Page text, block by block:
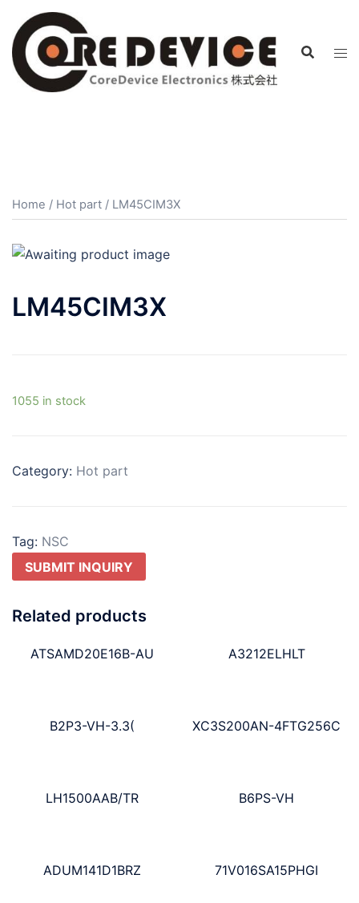
Home / Hot part / LM45CIM3X
LM45CIM3X
1055 in stock
Category: Hot part
Tag: NSC
SUBMIT INQUIRY
Related products
ATSAMD20E16B-AU A3212ELHLT
B2P3-VH-3.3( XC3S200AN-4FTG256C
LH1500AAB/TR B6PS-VH
ADUM141D1BRZ 71V016SA15PHGI